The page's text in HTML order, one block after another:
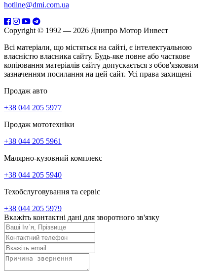
hotline@dmi.com.ua
Copyright © 1992 — 2026 Днипро Мотор Инвест
Всі матеріали, що містяться на сайті, є інтелектуальною
власністю власника сайту. Будь-яке повне або часткове
копіювання матеріалів сайту допускається з обов'язковим
зазначенням посилання на цей сайт. Усі права захищені
Продаж авто
+38 044 205 5977
Продаж мототехніки
+38 044 205 5961
Малярно-кузовний комплекс
+38 044 205 5940
Техобслуговування та сервіс
+38 044 205 5979
Вкажіть контактні дані для зворотного зв'язку